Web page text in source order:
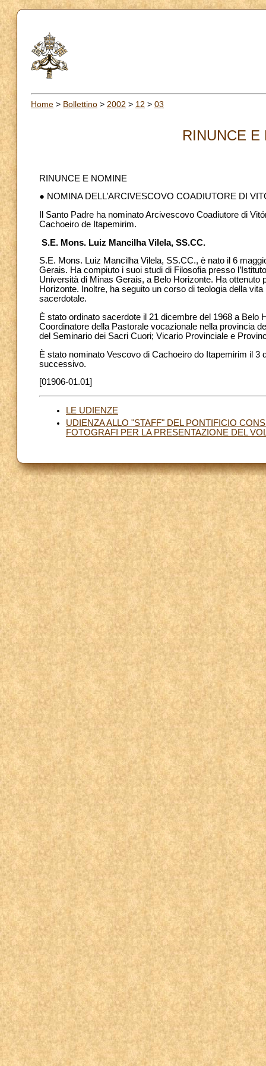
Home > Bollettino > 2002 > 12 > 03
RINUNCE E
RINUNCE E NOMINE
● NOMINA DELL’ARCIVESCOVO COADIUTORE DI
Il Santo Padre ha nominato Arcivescovo Coadiutore di
Cachoeiro de Itapemirim.
S.E. Mons. Luiz Mancilha Vilela, SS.CC.
S.E. Mons. Luiz Mancilha Vilela, SS.CC., è nato il 6
Gerais. Ha compiuto i suoi studi di Filosofia presso
Università di Minas Gerais, a Belo Horizonte. Ha ottenuto
Horizonte. Inoltre, ha seguito un corso di teologia della
sacerdotale.
È stato ordinato sacerdote il 21 dicembre del 1968 a
Coordinatore della Pastorale vocazionale nella provincia
del Seminario dei Sacri Cuori; Vicario Provinciale e
È stato nominato Vescovo di Cachoeiro do Itapemirim il 3
successivo.
[01906-01.01]
LE UDIENZE
UDIENZA ALLO "STAFF" DEL PONTIFICIO
FOTOGRAFI PER LA PRESENTAZIONE DEL